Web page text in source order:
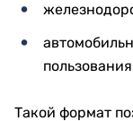
Такой формат